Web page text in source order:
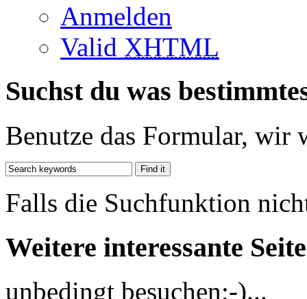
Anmelden
Valid XHTML
Suchst du was
Benutze das Formular, wir
Falls die Suchfunktion
Weitere interessante
unbedingt besuchen;-)...